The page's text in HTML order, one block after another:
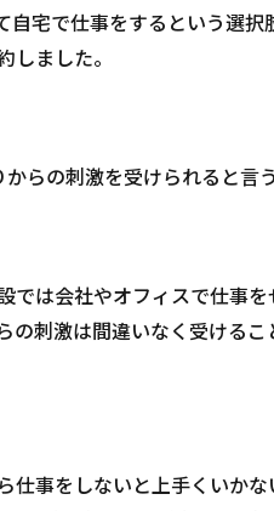
自宅で仕事をするという選
ました。
らの刺激を受けられると言う
では会社やオフィスで仕事
の刺激は間違いなく受ける
仕事をしないと上手くいか